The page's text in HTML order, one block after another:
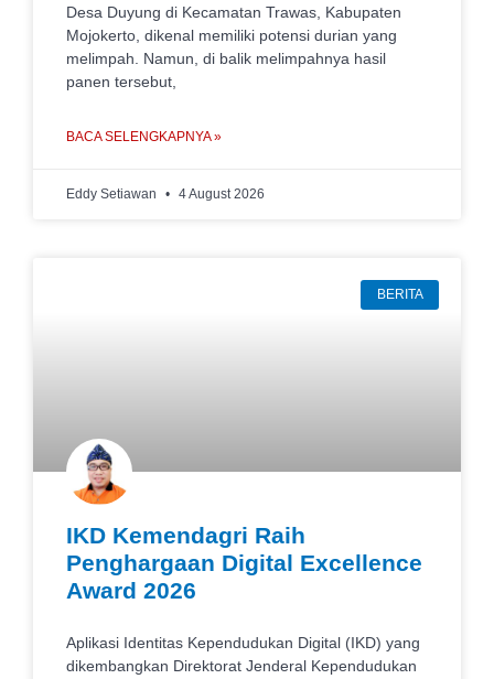
Desa Duyung di Kecamatan Trawas, Kabupaten
Mojokerto, dikenal memiliki potensi durian yang
melimpah. Namun, di balik melimpahnya hasil
panen tersebut,
BACA SELENGKAPNYA »
Eddy Setiawan 4 August 2026
BERITA
IKD Kemendagri Raih
Penghargaan Digital Excellence
Award 2026
Aplikasi Identitas Kependudukan Digital (IKD) yang
dikembangkan Direktorat Jenderal Kependudukan